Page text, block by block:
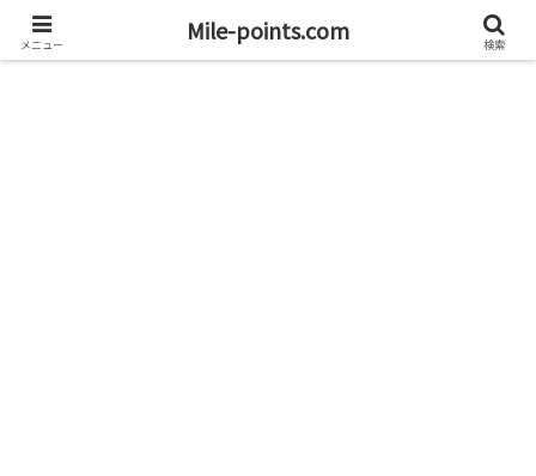
資産1億円を目指すブログと旅
メニュー Mile-points.com 検索